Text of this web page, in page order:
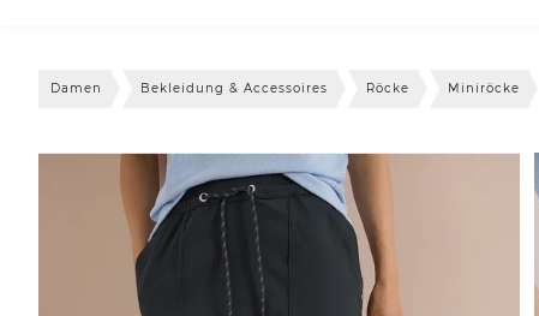
Damen Bekleidung & Accessoires Röcke Miniröcke